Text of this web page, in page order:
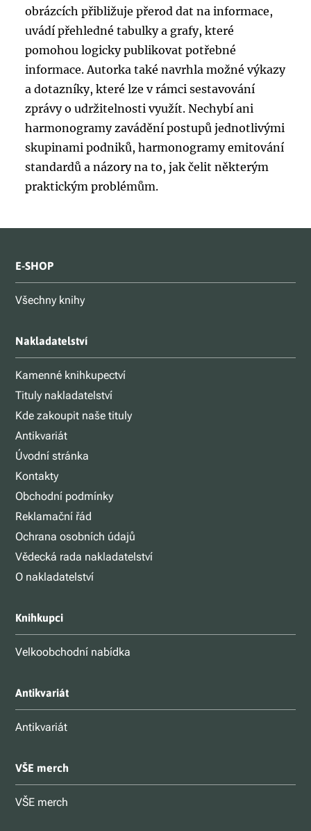
obrázcích přibližuje přerod dat na informace,
uvádí přehledné tabulky a grafy, které
pomohou logicky publikovat potřebné
informace. Autorka také navrhla možné výkazy
a dotazníky, které lze v rámci sestavování
zprávy o udržitelnosti využít. Nechybí ani
harmonogramy zavádění postupů jednotlivými
skupinami podniků, harmonogramy emitování
standardů a názory na to, jak čelit některým
praktickým problémům.
E-SHOP
Všechny knihy
Nakladatelství
Kamenné knihkupectví
Tituly nakladatelství
Kde zakoupit naše tituly
Antikvariát
Úvodní stránka
Kontakty
Obchodní podmínky
Reklamační řád
Ochrana osobních údajů
Vědecká rada nakladatelství
O nakladatelství
Knihkupci
Velkoobchodní nabídka
Antikvariát
Antikvariát
VŠE merch
VŠE merch